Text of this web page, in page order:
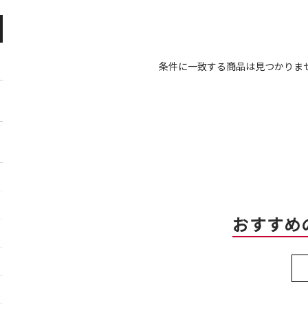
条件に一致する商品は見つかりま
おすすめ